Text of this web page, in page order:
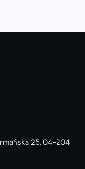
25, 04-204